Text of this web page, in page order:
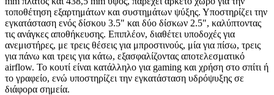
τοποθέτηση εξαρτημάτων και συστημάτων ψύξης. Υποστηρίζει την
εγκατάσταση ενός δίσκου 3.5" και δύο δίσκων 2.5", καλύπτοντας
τις ανάγκες αποθήκευσης. Επιπλέον, διαθέτει υποδοχές για
ανεμιστήρες, με τρεις θέσεις για μπροστινούς, μία για πίσω, τρεις
για πάνω και τρεις για κάτω, εξασφαλίζοντας αποτελεσματικό
airflow. Το κουτί είναι κατάλληλο για gaming και χρήση στο σπίτι ή
το γραφείο, ενώ υποστηρίζει την εγκατάσταση υδρόψυξης σε
διάφορα σημεία.